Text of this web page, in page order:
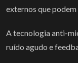
externos que
A tecnologia anti-
ruído agudo e